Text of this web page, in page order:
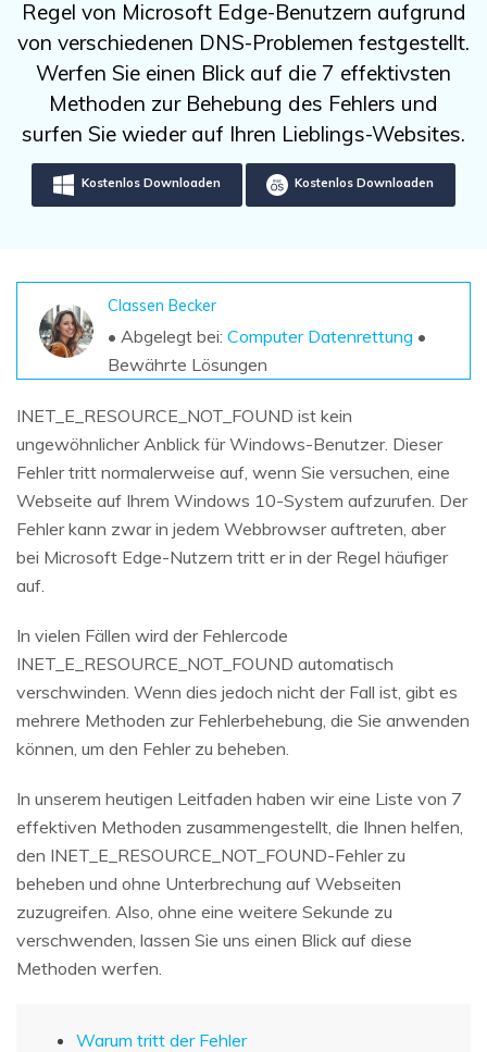
Unbegrenzte Daten vom Mac-System
Kostenlos Testen
Recoverit kostenlos
Verlorene/gel?schte Daten kostenlos
Kostenlos Testen
Weitere Produkte
Repairit - Datenreparatur
UBackit - Datensicherung
Datenverlust-Szenarien
ALLE FUNKTIONEN ENTDECKEN
Aktuelles Thema
Sign In
search
Regel von Microsoft Edge-Benutzern aufgrund
von verschiedenen DNS-Problemen festgestellt.
Werfen Sie einen Blick auf die 7 effektivsten
Methoden zur Behebung des Fehlers und
surfen Sie wieder auf Ihren Lieblings-Websites.
Kostenlos Downloaden Kostenlos Downloaden
Classen Becker
• Abgelegt bei: Computer Datenrettung •
Bewährte Lösungen
INET_E_RESOURCE_NOT_FOUND ist kein
ungewöhnlicher Anblick für Windows-Benutzer. Dieser
Fehler tritt normalerweise auf, wenn Sie versuchen, eine
Webseite auf Ihrem Windows 10-System aufzurufen. Der
Fehler kann zwar in jedem Webbrowser auftreten, aber
bei Microsoft Edge-Nutzern tritt er in der Regel häufiger
auf.
In vielen Fällen wird der Fehlercode
INET_E_RESOURCE_NOT_FOUND automatisch
verschwinden. Wenn dies jedoch nicht der Fall ist, gibt es
mehrere Methoden zur Fehlerbehebung, die Sie anwenden
können, um den Fehler zu beheben.
In unserem heutigen Leitfaden haben wir eine Liste von 7
effektiven Methoden zusammengestellt, die Ihnen helfen,
den INET_E_RESOURCE_NOT_FOUND-Fehler zu
beheben und ohne Unterbrechung auf Webseiten
zuzugreifen. Also, ohne eine weitere Sekunde zu
verschwenden, lassen Sie uns einen Blick auf diese
Methoden werfen.
Warum tritt der Fehler